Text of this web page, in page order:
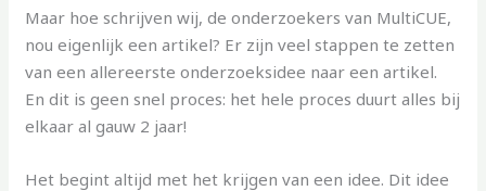
Maar hoe schrijven wij, de onderzoekers van MultiCUE,
nou eigenlijk een artikel? Er zijn veel stappen te zetten
van een allereerste onderzoeksidee naar een artikel.
En dit is geen snel proces: het hele proces duurt alles bij
elkaar al gauw 2 jaar!
Het begint altijd met het krijgen van een idee. Dit idee